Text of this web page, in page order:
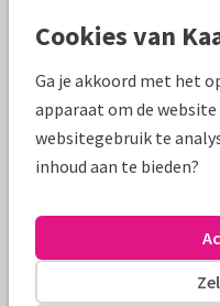
Productinformatie
Stuur deze trendy kaart
Alle kaarten zijn
Cookies van
Ga je akkoord met het
apparaat om de
websitegebruik te
inhoud aan te bieden?